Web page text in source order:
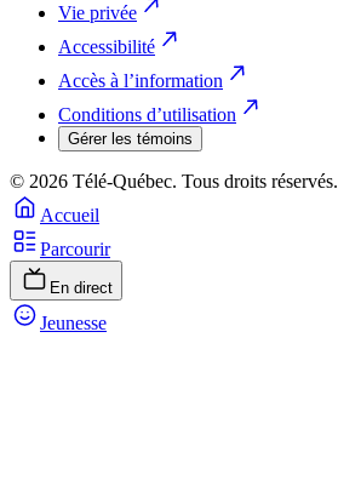
Vie privée
Accessibilité
Accès à l’information
Conditions d’utilisation
Gérer les témoins
© 2026 Télé-Québec. Tous droits réservés.
Accueil
Parcourir
En direct
Jeunesse